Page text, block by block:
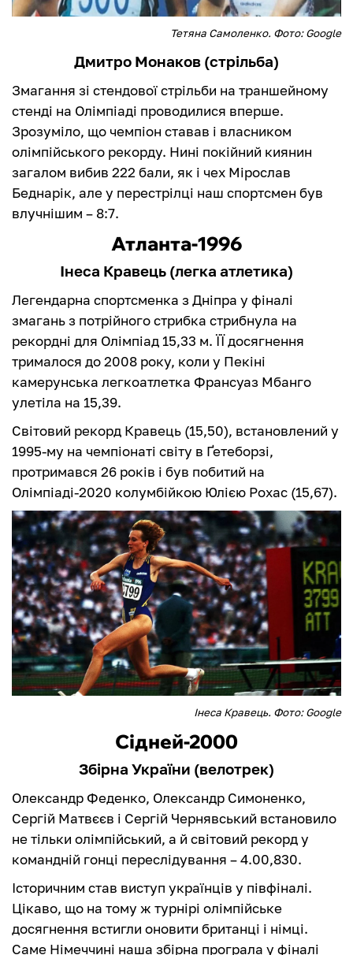
Тетяна Самоленко. Фото: Google
Дмитро Монаков (стрільба)
Змагання зі стендової стрільби на траншейному
стенді на Олімпіаді проводилися вперше.
Зрозуміло, що чемпіон ставав і власником
олімпійського рекорду. Нині покійний киянин
загалом вибив 222 бали, як і чех Мірослав
Беднарік, але у перестрілці наш спортсмен був
влучнішим – 8:7.
Атланта-1996
Інеса Кравець (легка атлетика)
Легендарна спортсменка з Дніпра у фіналі
змагань з потрійного стрибка стрибнула на
рекордні для Олімпіад 15,33 м. ЇЇ досягнення
трималося до 2008 року, коли у Пекіні
камерунська легкоатлетка Франсуаз Мбанго
улетіла на 15,39.
Світовий рекорд Кравець (15,50), встановлений у
1995-му на чемпіонаті світу в Ґетеборзі,
протримався 26 років і був побитий на
Олімпіаді-2020 колумбійкою Юлією Рохас (15,67).
Інеса Кравець. Фото: Google
Сідней-2000
Збірна України (велотрек)
Олександр Феденко, Олександр Симоненко,
Сергій Матвєєв і Сергій Чернявський встановило
не тільки олімпійський, а й світовий рекорд у
командній гонці переслідування – 4.00,830.
Історичним став виступ українців у півфіналі.
Цікаво, що на тому ж турнірі олімпійське
досягнення встигли оновити британці і німці.
Саме Німеччині наша збірна програла у фіналі